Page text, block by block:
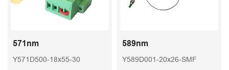
571nm
Y571D500-18x55-30
589nm
Y589D001-20x26-SMF